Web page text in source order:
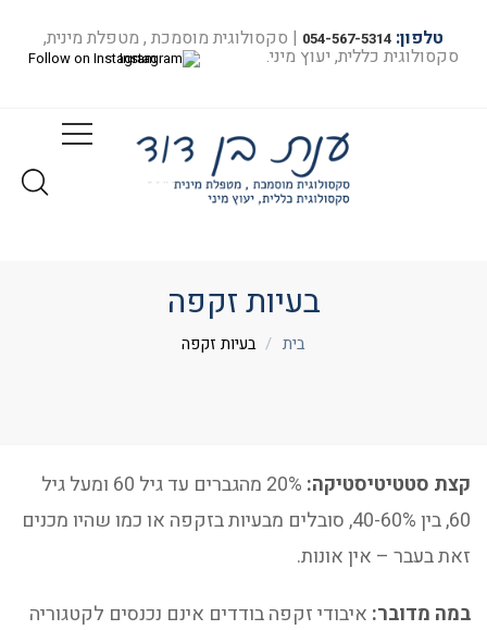
טלפון: 054-567-5314 | סקסולוגית מוסמכת , מטפלת מינית,
סקסולוגית כללית, יעוץ מיני. Follow on Instagram
בעיות זקפה
בית בעיות זקפה
קצת סטטיטיסטיקה:
20% מהגברים עד גיל 60 ומעל גיל
60, בין 40-60%, סובלים מבעיות בזקפה או כמו שהיו מכנים
זאת בעבר – אין אונות.
במה מדובר: איבודי זקפה בודדים אינם נכנסים לקטגוריה